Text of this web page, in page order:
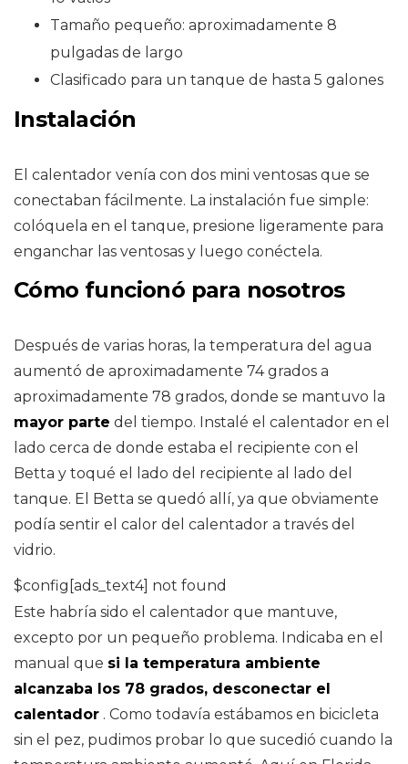
Tamaño pequeño: aproximadamente 8
pulgadas de largo
Clasificado para un tanque de hasta 5 galones
Instalación
El calentador venía con dos mini ventosas que se
conectaban fácilmente. La instalación fue simple:
colóquela en el tanque, presione ligeramente para
enganchar las ventosas y luego conéctela.
Cómo funcionó para nosotros
Después de varias horas, la temperatura del agua
aumentó de aproximadamente 74 grados a
aproximadamente 78 grados, donde se mantuvo la
mayor parte del tiempo. Instalé el calentador en el
lado cerca de donde estaba el recipiente con el
Betta y toqué el lado del recipiente al lado del
tanque. El Betta se quedó allí, ya que obviamente
podía sentir el calor del calentador a través del
vidrio.
$config[ads_text4] not found
Este habría sido el calentador que mantuve,
excepto por un pequeño problema. Indicaba en el
manual que si la temperatura ambiente
alcanzaba los 78 grados, desconectar el
calentador . Como todavía estábamos en bicicleta
sin el pez, pudimos probar lo que sucedió cuando la